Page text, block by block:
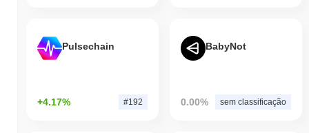
Pulsechain
+4.17% #192
BabyNot
0.00% sem classificação